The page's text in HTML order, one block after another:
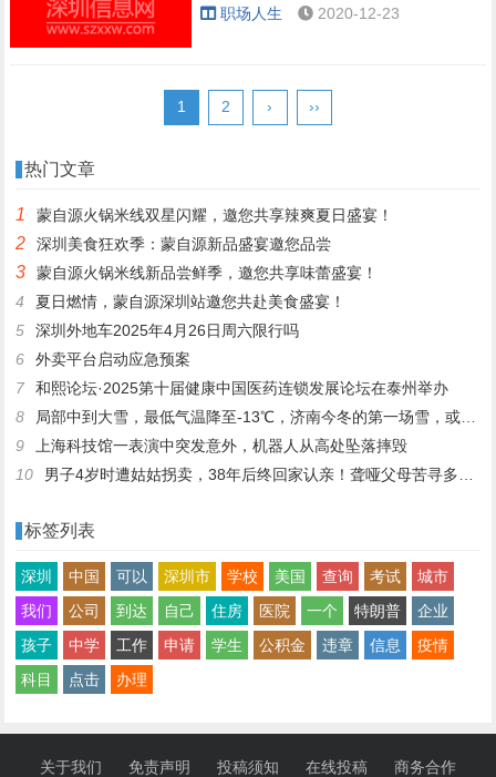
职场人生 2020-12-23
1 2 › ››
热门文章
1 蒙自源火锅米线双星闪耀，邀您共享辣爽夏日盛宴！
2 深圳美食狂欢季：蒙自源新品盛宴邀您品尝
3
蒙自源火锅米线新品尝鲜季，邀您共享味蕾盛宴！
4
夏日燃情，蒙自源深圳站邀您共赴美食盛宴！
5
深圳外地车2025年4月26日周六限行吗
6
外卖平台启动应急预案
7
和熙论坛·2025第十届健康中国医药连锁发展论坛在泰州举办
8
局部中到大雪，最低气温降至-13℃，济南今冬的第一场雪，或跟去年同一时间！
9
上海科技馆一表演中突发意外，机器人从高处坠落摔毁
10
男子4岁时遭姑姑拐卖，38年后终回家认亲！聋哑父母苦寻多年，母亲已抱憾离世丨红星寻人
标签列表
深圳 中国 可以 深圳市 学校 美国 查询 考试
城市
我们
公司 到达 自己 住房 医院 一个 特朗普
企业
孩子
中学 工作 申请 学生 公积金 违章 信息
疫情
科目
点击 办理
关于我们 免责声明 投稿须知 在线投稿 商务合作